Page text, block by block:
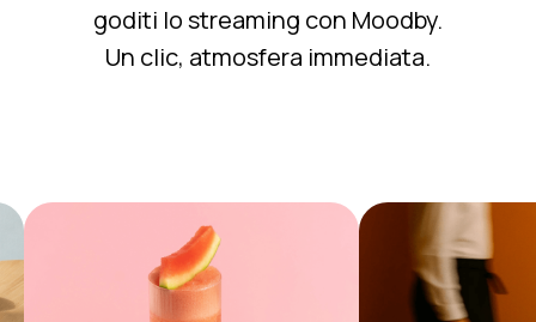
goditi lo streaming con Moodby.
Un clic, atmosfera immediata.